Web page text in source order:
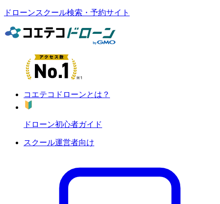
ドローンスクール検索・予約サイト
コエテコドローンとは？
ドローン初心者ガイド
スクール運営者向け